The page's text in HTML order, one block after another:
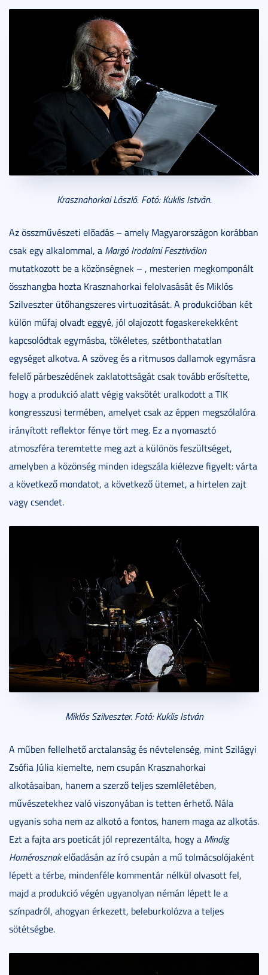
Krasznahorkai László. Fotó: Kuklis István.
Az összművészeti előadás – amely Magyarországon korábban
csak egy alkalommal, a Margó Irodalmi Fesztiválon
mutatkozott be a közönségnek – , mesterien megkomponált
összhangba hozta Krasznahorkai felolvasását és Miklós
Szilveszter ütőhangszeres virtuozitását. A produkcióban két
külön műfaj olvadt eggyé, jól olajozott fogaskerekekként
kapcsolódtak egymásba, tökéletes, szétbonthatatlan
egységet alkotva. A szöveg és a ritmusos dallamok egymásra
felelő párbeszédének zaklatottságát csak tovább erősítette,
hogy a produkció alatt végig vaksötét uralkodott a TIK
kongresszusi termében, amelyet csak az éppen megszólalóra
irányított reflektor fénye tört meg. Ez a nyomasztó
atmoszféra teremtette meg azt a különös feszültséget,
amelyben a közönség minden idegszála kiélezve figyelt: várta
a következő mondatot, a következő ütemet, a hirtelen zajt
vagy csendet.
Miklós Szilveszter. Fotó: Kuklis István
A műben fellelhető arctalanság és névtelenség, mint Szilágyi
Zsófia Júlia kiemelte, nem csupán Krasznahorkai
alkotásaiban, hanem a szerző teljes szemléletében,
művészetekhez való viszonyában is tetten érhető. Nála
ugyanis soha nem az alkotó a fontos, hanem maga az alkotás.
Ezt a fajta ars poeticát jól reprezentálta, hogy a Mindig
Homérosznakelőadásán az író csupán a mű tolmácsolójaként
lépett a térbe, mindenféle kommentár nélkül olvasott fel,
majd a produkció végén ugyanolyan némán lépett le a
színpadról, ahogyan érkezett, beleburkolózva a teljes
sötétségbe.